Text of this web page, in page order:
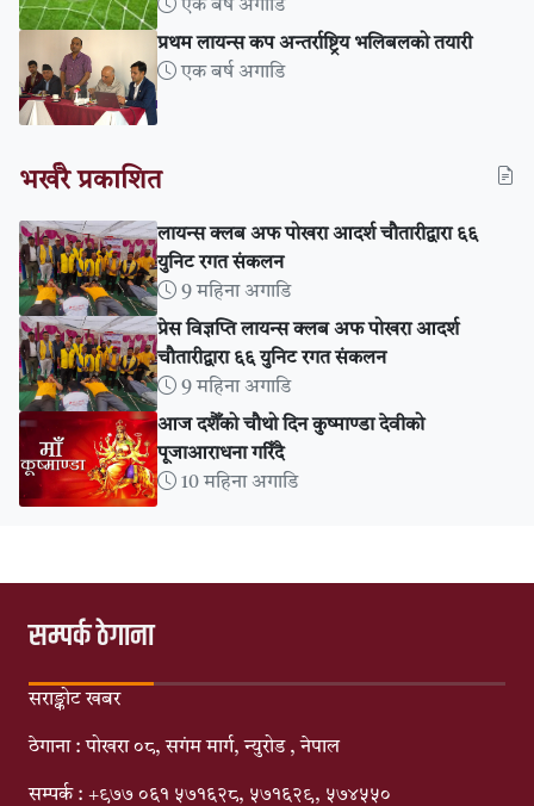
एक बर्ष अगाडि
प्रथम लायन्स कप अन्तर्राष्ट्रिय भलिबलको तयारी
एक बर्ष अगाडि
भर्खरै प्रकाशित
लायन्स क्लब अफ पोखरा आदर्श चौतारीद्वारा ६६
युनिट रगत संकलन
9 महिना अगाडि
प्रेस विज्ञप्ति लायन्स क्लब अफ पोखरा आदर्श
चौतारीद्वारा ६६ युनिट रगत संकलन
9 महिना अगाडि
आज दशैँको चौथो दिन कुष्माण्डा देवीको
पूजाआराधना गरिँदै
10 महिना अगाडि
सम्पर्क ठेगाना
सराङ्कोट खबर
ठेगाना : पोखरा ०८, सगंम मार्ग, न्युरोड , नेपाल
सम्पर्क : +९७७ ०६१ ५७१६२८, ५७१६२९, ५७४५५०